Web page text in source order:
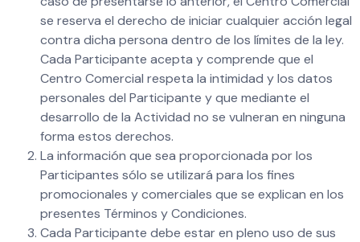
se reserva el derecho de iniciar cualquier acción legal
contra dicha persona dentro de los límites de la ley.
Cada Participante acepta y comprende que el
Centro Comercial respeta la intimidad y los datos
personales del Participante y que mediante el
desarrollo de la Actividad no se vulneran en ninguna
forma estos derechos.
La información que sea proporcionada por los
Participantes sólo se utilizará para los fines
promocionales y comerciales que se explican en los
presentes Términos y Condiciones.
Cada Participante debe estar en pleno uso de sus